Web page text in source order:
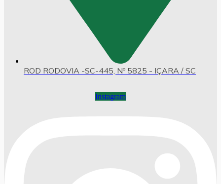
ROD RODOVIA -SC-445, Nº 5825 - IÇARA / SC
Instagram